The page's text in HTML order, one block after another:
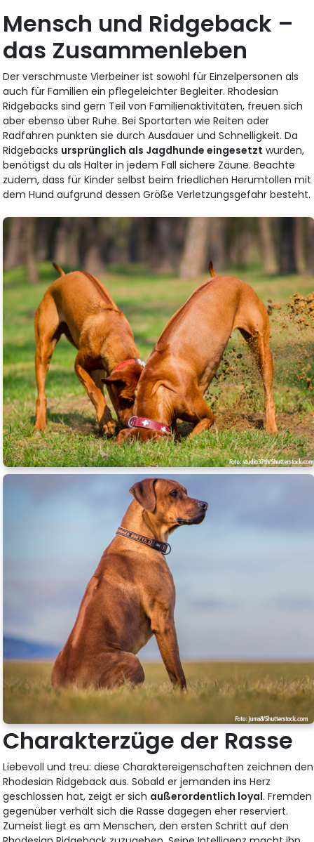
Mensch und Ridgeback –
das Zusammenleben
Der verschmuste Vierbeiner ist sowohl für Einzelpersonen als
auch für Familien ein pflegeleichter Begleiter. Rhodesian
Ridgebacks sind gern Teil von Familienaktivitäten, freuen sich
aber ebenso über Ruhe. Bei Sportarten wie Reiten oder
Radfahren punkten sie durch Ausdauer und Schnelligkeit. Da
Ridgebacks ursprünglich als Jagdhunde eingesetzt wurden,
benötigst du als Halter in jedem Fall sichere Zäune. Beachte
zudem, dass für Kinder selbst beim friedlichen Herumtollen mit
dem Hund aufgrund dessen Größe Verletzungsgefahr besteht.
Charakterzüge der Rasse
Liebevoll und treu: diese Charaktereigenschaften zeichnen den
Rhodesian Ridgeback aus. Sobald er jemanden ins Herz
geschlossen hat, zeigt er sich außerordentlich loyal. Fremden
gegenüber verhält sich die Rasse dagegen eher reserviert.
Zumeist liegt es am Menschen, den ersten Schritt auf den